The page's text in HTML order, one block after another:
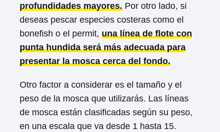
profundidades mayores. Por otro lado, si
deseas pescar especies costeras como el
bonefish o el permit, una línea de flote con
punta hundida será más adecuada para
presentar la mosca cerca del fondo.
Otro factor a considerar es el tamaño y el
peso de la mosca que utilizarás. Las líneas
de mosca están clasificadas según su peso,
en una escala que va desde 1 hasta 15.